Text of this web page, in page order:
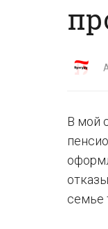
В мой
семье